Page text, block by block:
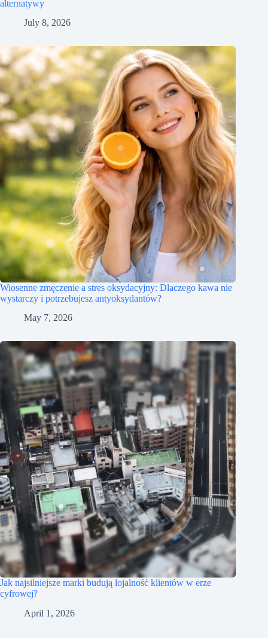
alternatywy
July 8, 2026
Wiosenne zmęczenie a stres oksydacyjny: Dlaczego kawa nie
wystarczy i potrzebujesz antyoksydantów?
May 7, 2026
Jak najsilniejsze marki budują lojalność klientów w erze
cyfrowej?
April 1, 2026